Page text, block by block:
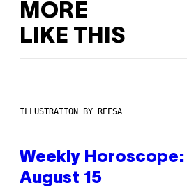
MORE
LIKE THIS
ILLUSTRATION BY REESA
Weekly
August 15